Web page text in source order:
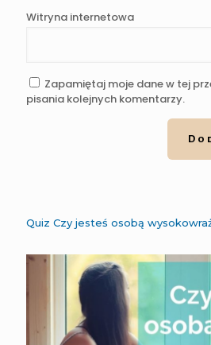
Witryna internetowa
Zapamiętaj moje dane w tej
pisania kolejnych komentarzy.
Quiz Czy jesteś osobą